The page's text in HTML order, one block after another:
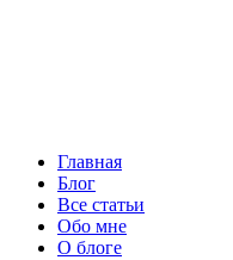
Главная
Блог
Все статьи
Обо мне
О блоге